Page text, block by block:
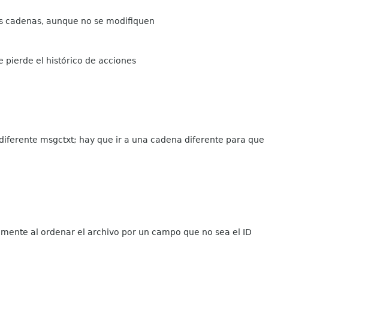
cadenas, aunque no se modifiquen
pierde el histórico de acciones
msgctxt; hay que ir a una cadena diferente para que
al ordenar el archivo por un campo que no sea el ID